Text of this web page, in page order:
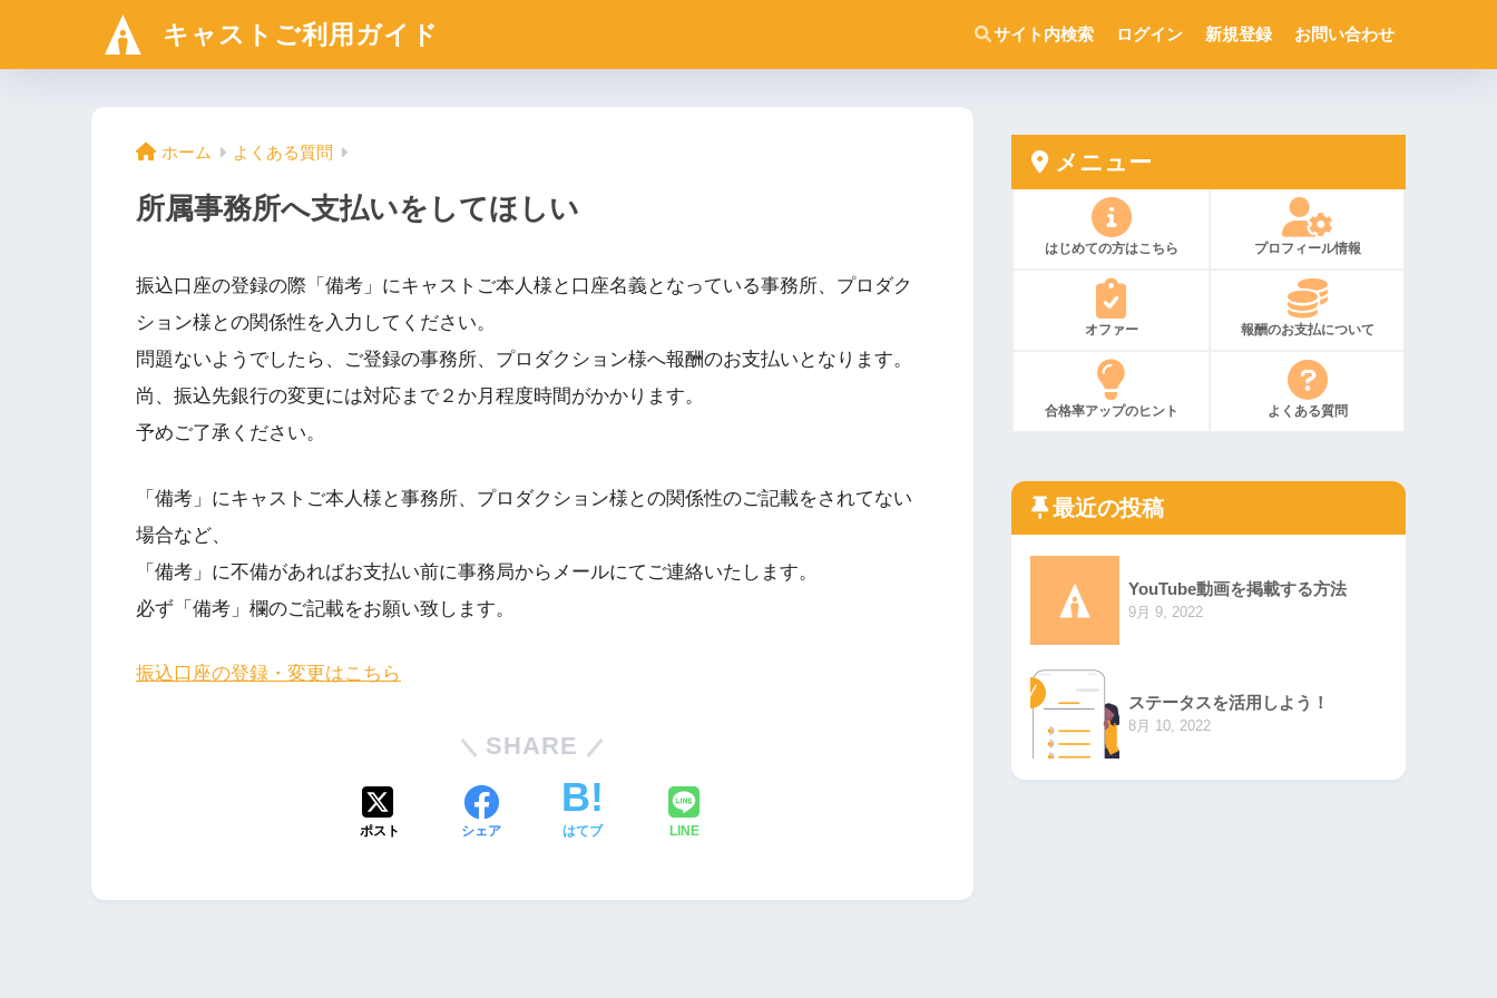
キャストご利用ガイド サイト内検索 ログイン 新規登録 お問い合わせ
ホーム よくある質問
所属事務所へ支払いをしてほしい
振込口座の登録の際「備考」にキャストご本人様と口座名義となっている事務所、プロダク
ション様との関係性を入力してください。
問題ないようでしたら、ご登録の事務所、プロダクション様へ報酬のお支払いとなります。
尚、振込先銀行の変更には対応まで２か月程度時間がかかります。
予めご了承ください。
「備考」にキャストご本人様と事務所、プロダクション様との関係性のご記載をされてない
場合など、
「備考」に不備があればお支払い前に事務局からメールにてご連絡いたします。
必ず「備考」欄のご記載をお願い致します。
振込口座の登録・変更はこちら
SHARE
ポスト シェア はてブ LINE
メニュー
はじめての方はこちら プロフィール情報
オファー 報酬のお支払について
合格率アップのヒント よくある質問
最近の投稿
YouTube動画を掲載する方法
9月 9, 2022
ステータスを活用しよう！
8月 10, 2022